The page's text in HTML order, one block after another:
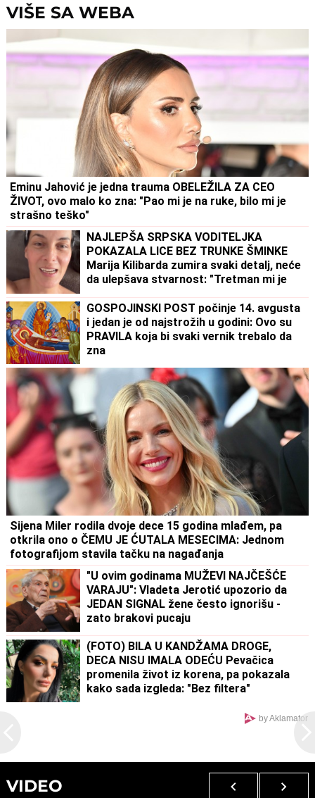
VIŠE SA WEBA
Eminu Jahović je jedna trauma OBELEŽILA ZA CEO
ŽIVOT, ovo malo ko zna: "Pao mi je na ruke, bilo mi je
strašno teško"
NAJLEPŠA SRPSKA VODITELJKA
POKAZALA LICE BEZ TRUNKE ŠMINKE
Marija Kilibarda zumira svaki detalj, neće
da ulepšava stvarnost: "Tretman mi je
GOSPOJINSKI POST počinje 14. avgusta
i jedan je od najstrožih u godini: Ovo su
PRAVILA koja bi svaki vernik trebalo da
zna
Sijena Miler rodila dvoje dece 15 godina mlađem, pa
otkrila ono o ČEMU JE ĆUTALA MESECIMA: Jednom
fotografijom stavila tačku na nagađanja
"U ovim godinama MUŽEVI NAJČEŠĆE
VARAJU": Vladeta Jerotić upozorio da
JEDAN SIGNAL žene često ignorišu -
zato brakovi pucaju
(FOTO) BILA U KANDŽAMA DROGE,
DECA NISU IMALA ODEĆU Pevačica
promenila život iz korena, pa pokazala
kako sada izgleda: "Bez filtera"
by Aklamator
VIDEO